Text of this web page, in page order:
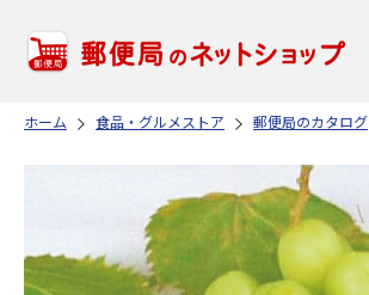
ホーム 食品・グルメストア 郵便局のカタログ